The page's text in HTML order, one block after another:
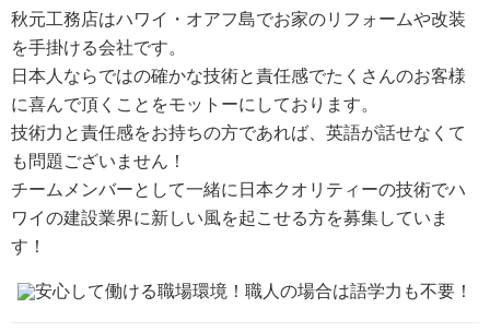
秋元工務店はハワイ・オアフ島でお家のリフォームや改装
を手掛ける会社です。
日本人ならではの確かな技術と責任感でたくさんのお客様
に喜んで頂くことをモットーにしております。
技術力と責任感をお持ちの方であれば、英語が話せなくて
も問題ございません！
チームメンバーとして一緒に日本クオリティーの技術でハ
ワイの建設業界に新しい風を起こせる方を募集していま
す！